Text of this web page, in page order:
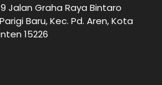
Jalan Graha Raya Bintaro
Baru, Kec. Pd. Aren, Kota
15226